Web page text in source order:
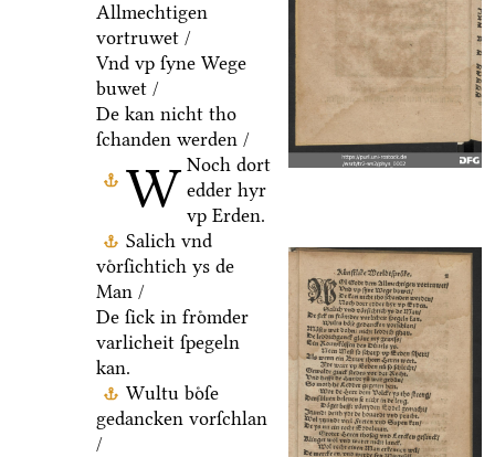
W
Allmechtigen
vortruwet /
Vnd vp ſyne Wege
buwet /
De kan nicht tho
ſchanden werden /
Noch dort
edder hyr
vp Erden.
Salich vnd
voͤrſichtich ys de
Man /
De ſick in froͤmder
varlicheit ſpegeln
kan.
Wultu boͤſe
gedancken vorſchlan
/